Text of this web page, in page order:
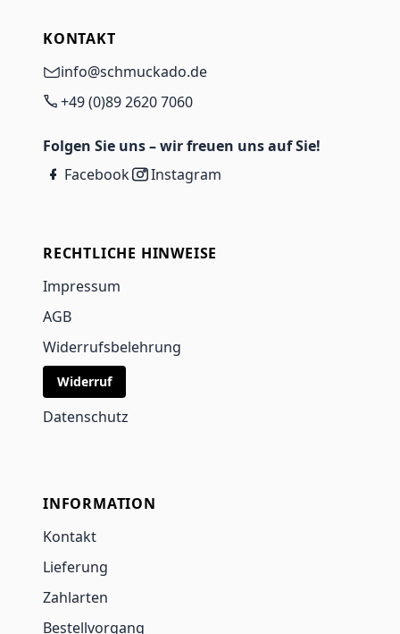
KONTAKT
info@schmuckado.de
+49 (0)89 2620 7060
Folgen Sie uns – wir freuen uns auf Sie!
Facebook
Instagram
RECHTLICHE HINWEISE
Impressum
AGB
Widerrufsbelehrung
Widerruf
Datenschutz
INFORMATION
Kontakt
Lieferung
Zahlarten
Bestellvorgang